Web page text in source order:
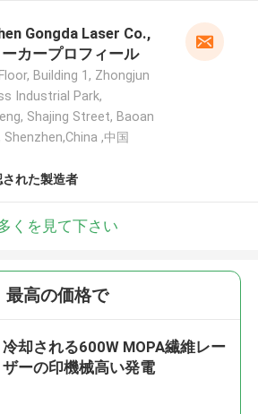
Gongda Laser Co.,
カープロフィール
Building 1, Zhongjun
Industrial Park,
Shajing Street, Baoan
,中国
された製造者
くを見て下さい
最高の価格で
冷却される600W MOPA繊維レー
ザーの印機械高い発電